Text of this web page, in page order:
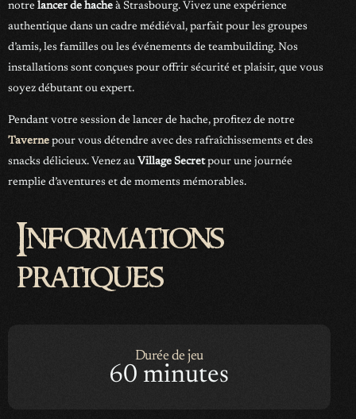
notre lancer de hache à Strasbourg. Vivez une expérience
authentique dans un cadre médiéval, parfait pour les groupes
d’amis, les familles ou les événements de teambuilding. Nos
installations sont conçues pour offrir sécurité et plaisir, que vous
soyez débutant ou expert.
Pendant votre session de lancer de hache, profitez de notre
Taverne pour vous détendre avec des rafraîchissements et des
snacks délicieux. Venez au Village Secretpour une journée
remplie d’aventures et de moments mémorables.
Informations
pratiques
Durée de jeu
60 minutes